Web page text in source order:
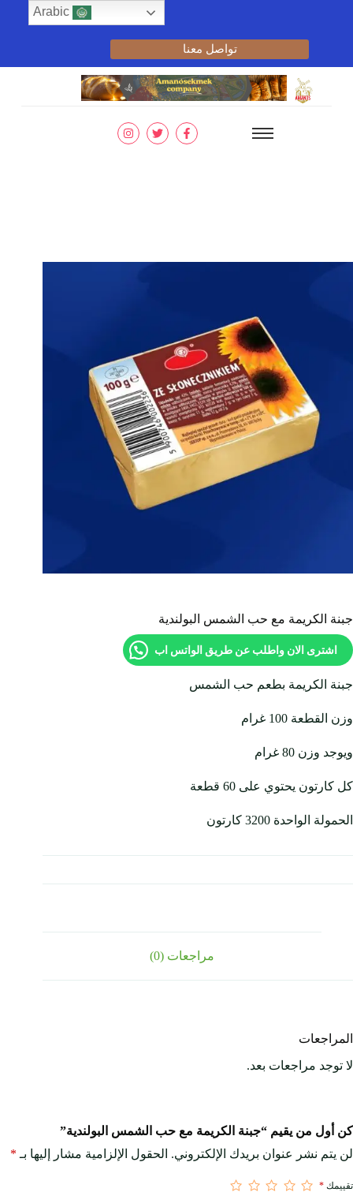
تواصل معنا
جبنة الكريمة مع حب الشمس البولندية
اشترى الان واطلب عن طريق الواتس اب
جبنة الكريمة بطعم حب الشمس
وزن القطعة 100 غرام
ويوجد وزن 80 غرام
كل كارتون يحتوي على 60 قطعة
الحمولة الواحدة 3200 كارتون
مراجعات (0)
المراجعات
لا توجد مراجعات بعد.
كن أول من يقيم “جبنة الكريمة مع حب الشمس البولندية”
لن يتم نشر عنوان بريدك الإلكتروني. الحقول الإلزامية مشار إليها بـ *
تقييمك *
Arabic